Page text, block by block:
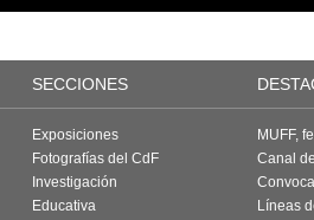
SECCIONES
Exposiciones
Fotografías del CdF
Investigación
Educativa
MUFF,
Canal
Líneas